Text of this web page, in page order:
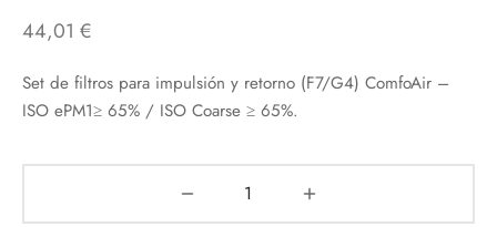
44,01 €
Set de filtros para impulsión y retorno (F7/G4) ComfoAir –
ISO ePM1≥ 65% / ISO Coarse ≥ 65%.